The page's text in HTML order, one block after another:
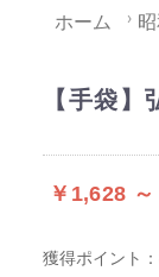
ホーム
【手袋
￥1,628
獲得ポイント：